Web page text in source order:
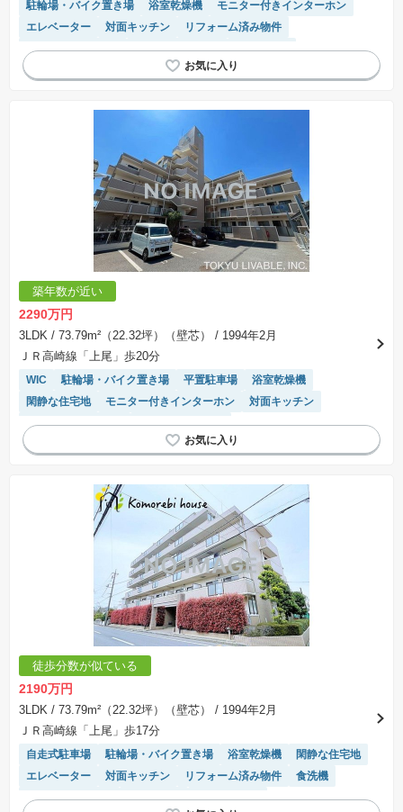
駐輪場・バイク置き場 浴室乾燥機
モニター付きインターホン
エレベーター
対面キッチン
リフォーム済み物件
駐車場(普通車)あり
システムキッチン
陽当り良好
温水洗浄便座
築年数が近い
2290万円
3LDK / 73.79m²（22.32坪）（壁芯）
/ 1994年2月
ＪＲ高崎線「上尾」歩20分
WIC 駐輪場・バイク置き場 平置駐車場
浴室乾燥機
閑静な住宅地
モニター付きインターホン
対面キッチン
リフォーム済み物件
システムキッチン
徒歩分数が似ている
2190万円
3LDK / 73.79m²（22.32坪）（壁芯）
/ 1994年2月
ＪＲ高崎線「上尾」歩17分
自走式駐車場 駐輪場・バイク置き場 浴室乾燥機
閑静な住宅地
エレベーター
対面キッチン リフォーム済み物件
食洗機
システムキッチン
陽当り良好 温水洗浄便座